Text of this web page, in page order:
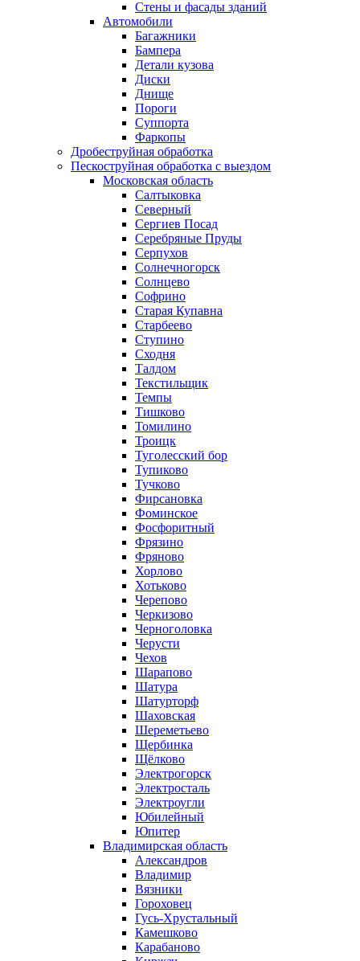
Стены и фасады зданий
Автомобили
Багажники
Бампера
Детали кузова
Диски
Днище
Пороги
Суппорта
Фаркопы
Дробеструйная обработка
Пескоструйная обработка с выездом
Московская область
Салтыковка
Северный
Сергиев Посад
Серебряные Пруды
Серпухов
Солнечногорск
Солнцево
Софрино
Старая Купавна
Старбеево
Ступино
Сходня
Талдом
Текстильщик
Темпы
Тишково
Томилино
Троицк
Туголесский бор
Тупиково
Тучково
Фирсановка
Фоминское
Фосфоритный
Фрязино
Фряново
Хорлово
Хотьково
Черепово
Черкизово
Черноголовка
Черусти
Чехов
Шарапово
Шатура
Шатурторф
Шаховская
Шереметьево
Щербинка
Щёлково
Электрогорск
Электросталь
Электроугли
Юбилейный
Юпитер
Владимирская область
Александров
Владимир
Вязники
Гороховец
Гусь-Хрустальный
Камешково
Карабаново